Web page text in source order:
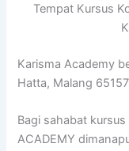
Tempat Kursus
Karisma Academy
Hatta, Malang
Bagi sahabat
ACADEMY